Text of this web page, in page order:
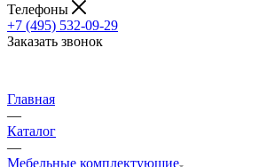
Телефоны
+7 (495) 532-09-29
Заказать звонок
Главная
—
Каталог
—
Мебельные комплектующие